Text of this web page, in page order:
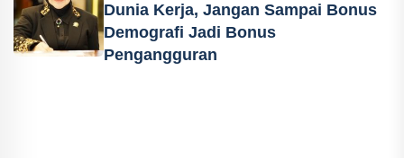
Dunia Kerja, Jangan Sampai Bonus
Demografi Jadi Bonus
Pengangguran